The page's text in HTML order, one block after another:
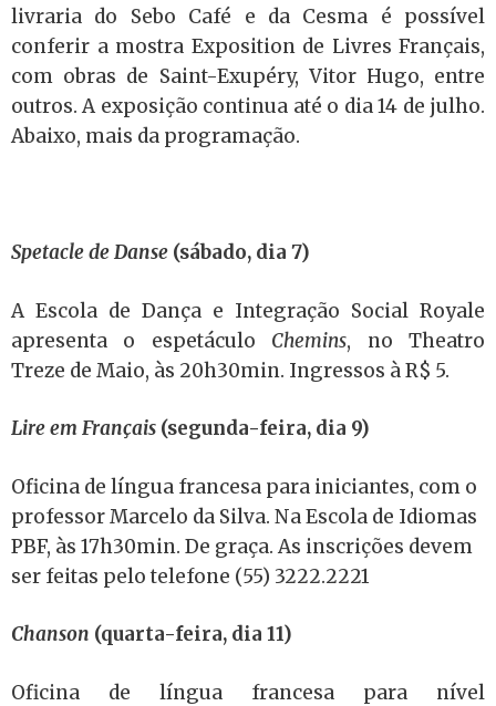
livraria do Sebo Café e da Cesma é possível
conferir a mostra Exposition de Livres Français,
com obras de Saint-Exupéry, Vitor Hugo, entre
outros. A exposição continua até o dia 14 de julho.
Abaixo, mais da programação.
Spetacle de Danse (sábado, dia 7)
A Escola de Dança e Integração Social Royale
apresenta o espetáculo Chemins, no Theatro
Treze de Maio, às 20h30min. Ingressos à R$ 5.
Lire em Français (segunda-feira, dia 9)
Oficina de língua francesa para iniciantes, com o
professor Marcelo da Silva. Na Escola de Idiomas
PBF, às 17h30min. De graça. As inscrições devem
ser feitas pelo telefone (55) 3222.2221
Chanson (quarta-feira, dia 11)
Oficina de língua francesa para nível